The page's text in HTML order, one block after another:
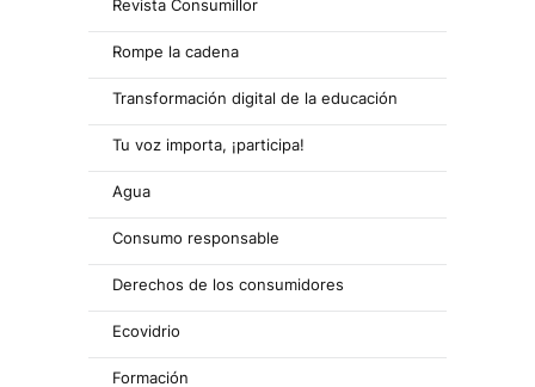
Revista Consumillor
Rompe la cadena
Transformación digital de la educación
Tu voz importa, ¡participa!
Agua
Consumo responsable
Derechos de los consumidores
Ecovidrio
Formación